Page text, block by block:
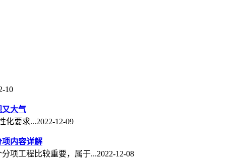
10
又大气
化要求...2022-12-09
内容详解
项工程比较重要，属于...2022-12-08